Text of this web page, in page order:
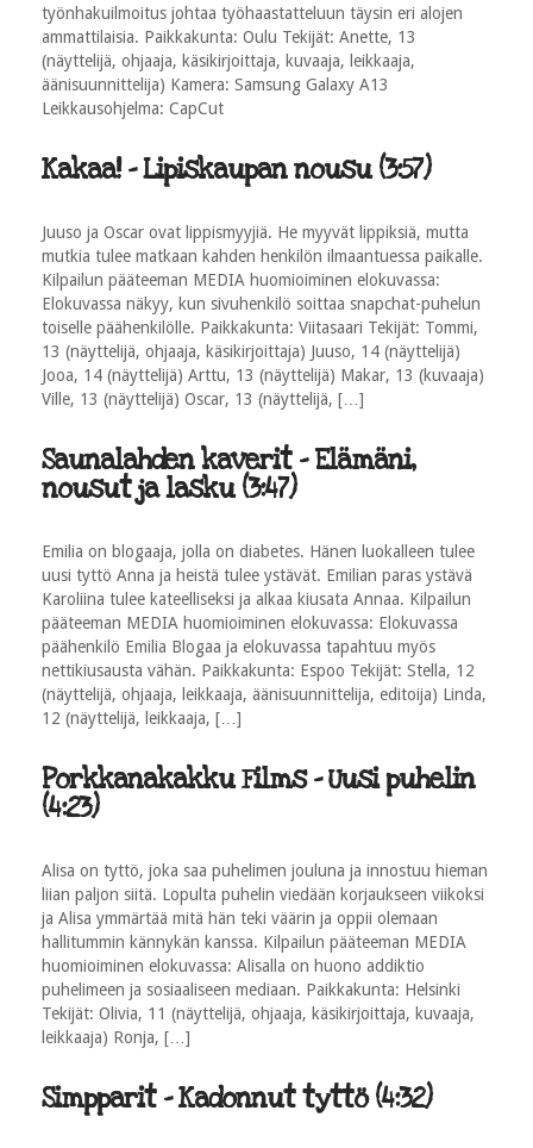
työnhakuilmoitus johtaa työhaastatteluun täysin eri alojen
ammattilaisia. Paikkakunta: Oulu Tekijät: Anette, 13
(näyttelijä, ohjaaja, käsikirjoittaja, kuvaaja, leikkaaja,
äänisuunnittelija) Kamera: Samsung Galaxy A13
Leikkausohjelma: CapCut
Kakaa! - Lipiskaupan nousu (3:57)
Juuso ja Oscar ovat lippismyyjiä. He myyvät lippiksiä, mutta
mutkia tulee matkaan kahden henkilön ilmaantuessa paikalle.
Kilpailun pääteeman MEDIA huomioiminen elokuvassa:
Elokuvassa näkyy, kun sivuhenkilö soittaa snapchat-puhelun
toiselle päähenkilölle. Paikkakunta: Viitasaari Tekijät: Tommi,
13 (näyttelijä, ohjaaja, käsikirjoittaja) Juuso, 14 (näyttelijä)
Jooa, 14 (näyttelijä) Arttu, 13 (näyttelijä) Makar, 13 (kuvaaja)
Ville, 13 (näyttelijä) Oscar, 13 (näyttelijä, […]
Saunalahden kaverit - Elämäni,
nousut ja lasku (3:47)
Emilia on blogaaja, jolla on diabetes. Hänen luokalleen tulee
uusi tyttö Anna ja heistä tulee ystävät. Emilian paras ystävä
Karoliina tulee kateelliseksi ja alkaa kiusata Annaa. Kilpailun
pääteeman MEDIA huomioiminen elokuvassa: Elokuvassa
päähenkilö Emilia Blogaa ja elokuvassa tapahtuu myös
nettikiusausta vähän. Paikkakunta: Espoo Tekijät: Stella, 12
(näyttelijä, ohjaaja, leikkaaja, äänisuunnittelija, editoija) Linda,
12 (näyttelijä, leikkaaja, […]
Porkkanakakku Films - Uusi puhelin
(4:23)
Alisa on tyttö, joka saa puhelimen jouluna ja innostuu hieman
liian paljon siitä. Lopulta puhelin viedään korjaukseen viikoksi
ja Alisa ymmärtää mitä hän teki väärin ja oppii olemaan
hallitummin kännykän kanssa. Kilpailun pääteeman MEDIA
huomioiminen elokuvassa: Alisalla on huono addiktio
puhelimeen ja sosiaaliseen mediaan. Paikkakunta: Helsinki
Tekijät: Olivia, 11 (näyttelijä, ohjaaja, käsikirjoittaja, kuvaaja,
leikkaaja) Ronja, […]
Simpparit - Kadonnut tyttö (4:32)